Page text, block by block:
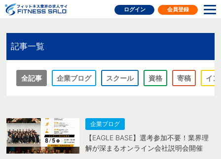
フィットネス業界の求人
ログイン 会員登録
記事一覧
全記事 企業ブログ スクール 資格 寄稿 イ
企業ブログ
【EAGLE BASE】選考参加不要！業界理
解が深まるオンライン会社説明会開催